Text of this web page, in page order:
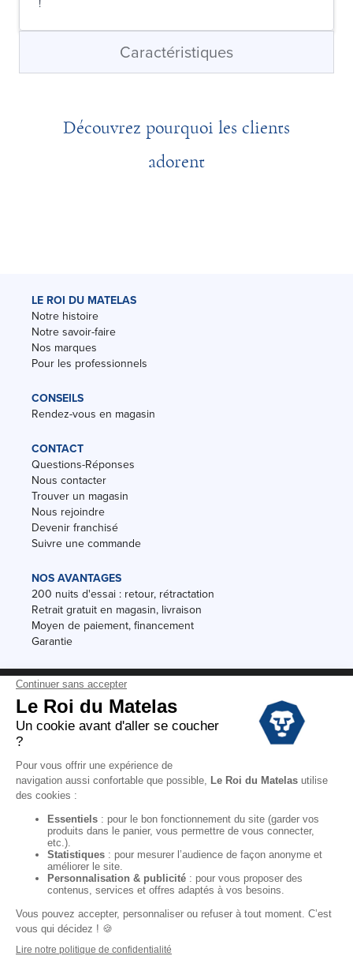
Caractéristiques
Découvrez pourquoi les clients
adorent
LE ROI DU MATELAS
Notre histoire
Notre savoir-faire
Nos marques
Pour les professionnels
CONSEILS
Rendez-vous en magasin
CONTACT
Questions-Réponses
Nous contacter
Trouver un magasin
Nous rejoindre
Devenir franchisé
Suivre une commande
NOS AVANTAGES
200 nuits d'essai : retour, rétractation
Retrait gratuit en magasin, livraison
Moyen de paiement, financement
Garantie
Conditions des offres
Black Friday
Destockage
Conditions Générales de vente magasin
Mentions Légales
Données personnelles
Codes promo Le Roi du Matelas
Copyright © 2022. All rights reserved.